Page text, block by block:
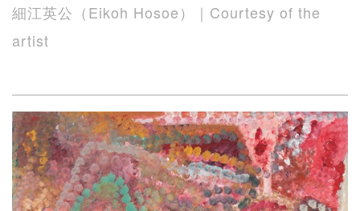
細江英公（Eikoh Hosoe）｜Courtesy of the
artist